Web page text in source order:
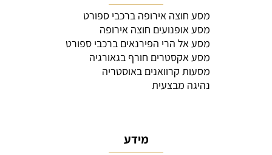
מסע חוצה אירופה ברכבי ספורט
מסע אופנועים חוצה אירופה
מסע אל הרי הפירנאים ברכבי ספורט
מסע אקסטרים חורף בגאורגיה
מסעות קרוואנים באוסטריה
נהיגה מבצעית
מידע